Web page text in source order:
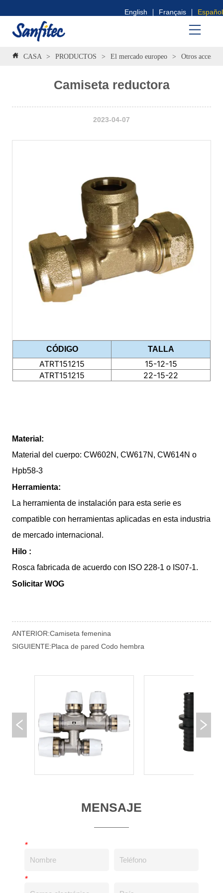
English Français Español
CASA > PRODUCTOS > El mercado europeo > Otros
Camiseta reductora
2023-04-07
ANTERIOR:Camiseta femenina
SIGUIENTE:Placa de pared Codo hembra
MENSAJE
*
*